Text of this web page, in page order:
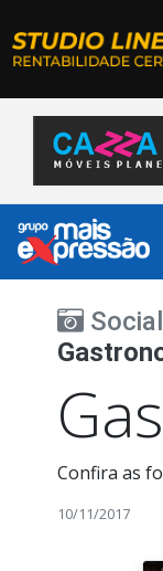
Confira as
10/11/2017